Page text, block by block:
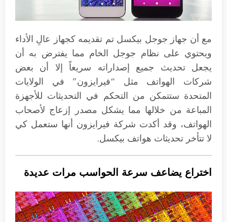
مع أن جهاز جوجل بيكسل تم تقديمه كجهاز عالِ الأداء
ويحتوي على نظام جوجل الخام مما يفترض به أن
يجعل تحديث جميع إصداراته سريعاً إلا أن بعض
شركات الهواتف مثل “فيرايزون” في الولايات
المتحدة ستتمكن من التحكم في التحديثات للأجهزة
المباعة من خلالها مما يشكل مصدر إزعاج لأصحاب
الهواتف، وقد أكدت شركة فيرايزون أنها ستعمل كي
لا تتأخر تحديثات هواتف بيكسل.
اختراع يضاعف سرعة الحواسب مرات عديدة